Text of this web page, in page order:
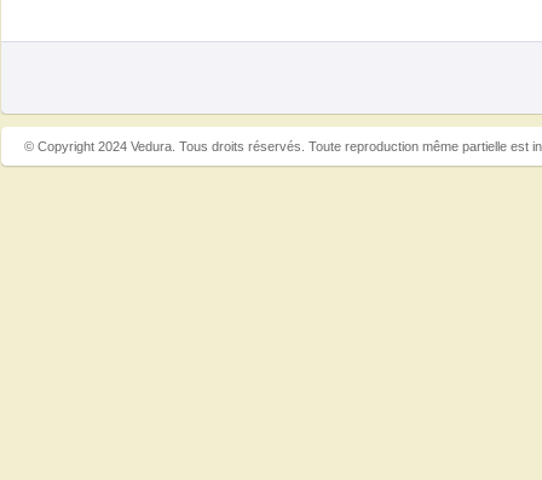
© Copyright 2024 Vedura. Tous droits réservés. Toute reproduction même partielle est